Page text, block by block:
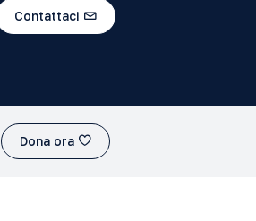
Contattaci
Dona ora